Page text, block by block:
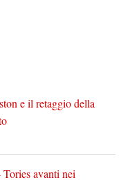
e il retaggio della
avanti nei